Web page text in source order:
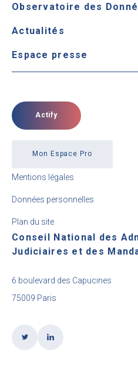
Observatoire des
Actualités
Espace presse
Actify
Mon Espace Pro
Mentions légales
Données personnelles
Plan du site
Conseil National des
Judiciaires et des
6 boulevard des Capucines
75009 Paris